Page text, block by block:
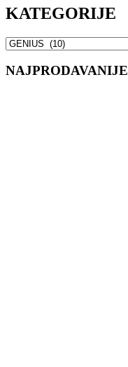
KATEGORIJE
NAJPRODAVANIJE